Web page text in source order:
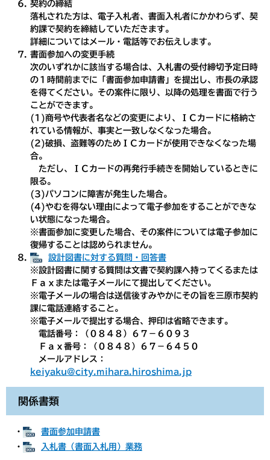
契約の締結
落札された方は、電子入札者、書面入札者にかかわらず、契
約課で契約を締結していただきます。
詳細についてはメール・電話等でお伝えします。
書面参加への変更手続
次のいずれかに該当する場合は、入札書の受付締切予定日時
の１時間前までに「書面参加申請書」を提出し、市長の承認
を得てください。その案件に限り、以降の処理を書面で行う
ことができます。
(1)商号や代表者名などの変更により、ＩＣカードに格納さ
れている情報が、事実と一致しなくなった場合。
(2)破損、盗難等のためＩＣカードが使用できなくなった場
合。
ただし、ＩＣカードの再発行手続きを開始しているときに
限る。
(3)パソコンに障害が発生した場合。
(4)やむを得ない理由によって電子参加をすることができな
い状態になった場合。
※書面参加に変更した場合、その案件については電子参加に
復帰することは認められません。
設計図書に対する質問・回答書
※設計図書に関する質問は文書で契約課へ持ってくるまたは
Ｆａｘまたは電子メールにて提出してください。
※電子メールの場合は送信後すみやかにその旨を三原市契約
課に電話連絡すること。
※電子メールで提出する場合、押印は省略できます。
電話番号：（０８４８）６７－６０９３
Ｆａｘ番号：（０８４８）６７－６４５０
メールアドレス：
keiyaku@city.mihara.hiroshima.jp
関係書類
・
書面参加申請書
・
入札書（書面入札用）業務